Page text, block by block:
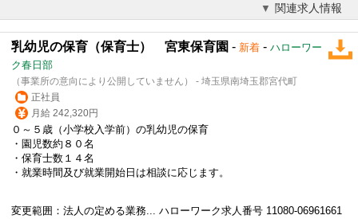
関連求人情報
乳幼児の保育（保育士） 宮東保育園 - 新着 - ハローワー
ク春日部
（事業所の意向により公開していません） - 埼玉県南埼玉郡宮代町
正社員
月給 242,320円
０～５歳（小学校入学前）の乳幼児の保育
・園児数約８０名
・保育士数１４名
・就業時間及び就業開始日は相談に応じます。
変更範囲：法人の定める業務... ハローワーク求人番号 11080-06961661